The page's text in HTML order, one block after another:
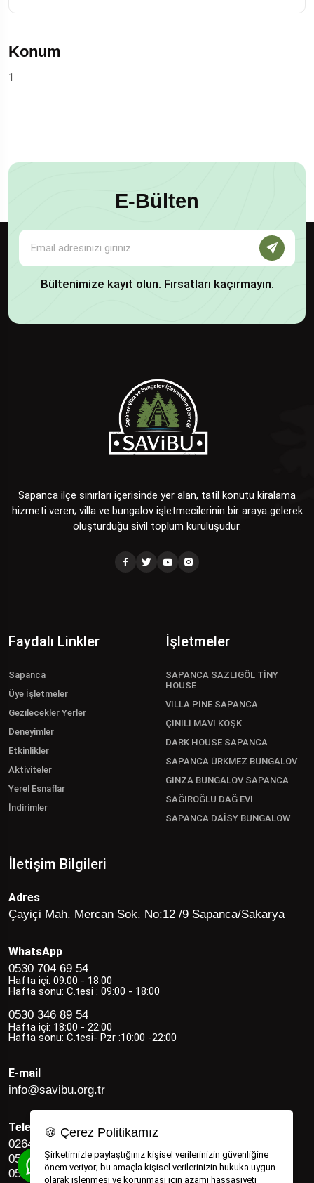
Konum
1
E-Bülten
Bültenimize kayıt olun. Fırsatları kaçırmayın.
Sapanca ilçe sınırları içerisinde yer alan, tatil konutu kiralama
hizmeti veren; villa ve bungalov işletmecilerinin bir araya gelerek
oluşturduğu sivil toplum kuruluşudur.
Faydalı Linkler
Sapanca
Üye İşletmeler
Gezilecekler Yerler
Deneyimler
Etkinlikler
Aktiviteler
Yerel Esnaflar
İndirimler
İşletmeler
SAPANCA SAZLIGÖL TİNY
HOUSE
VİLLA PİNE SAPANCA
ÇİNİLİ MAVİ KÖŞK
DARK HOUSE SAPANCA
SAPANCA ÜRKMEZ BUNGALOV
GİNZA BUNGALOV SAPANCA
SAĞIROĞLU DAĞ EVİ
SAPANCA DAİSY BUNGALOW
İletişim Bilgileri
Adres
Çayiçi Mah. Mercan Sok. No:12 /9 Sapanca/Sakarya
WhatsApp
0530 704 69 54
Hafta içi: 09:00 - 18:00
Hafta sonu: C.tesi : 09:00 - 18:00
0530 346 89 54
Hafta içi: 18:00 - 22:00
Hafta sonu: C.tesi- Pzr :10:00 -22:00
E-mail
info@savibu.org.tr
Telefon
0264 582 12 17
0530 346 89 54
0530 704 69 54
🍪 Çerez Politikamız
Şirketimizle paylaştığınız kişisel verilerinizin güvenliğine
önem veriyor; bu amaçla kişisel verilerinizin hukuka uygun
olarak işlenmesi ve korunması için azami hassasiyeti